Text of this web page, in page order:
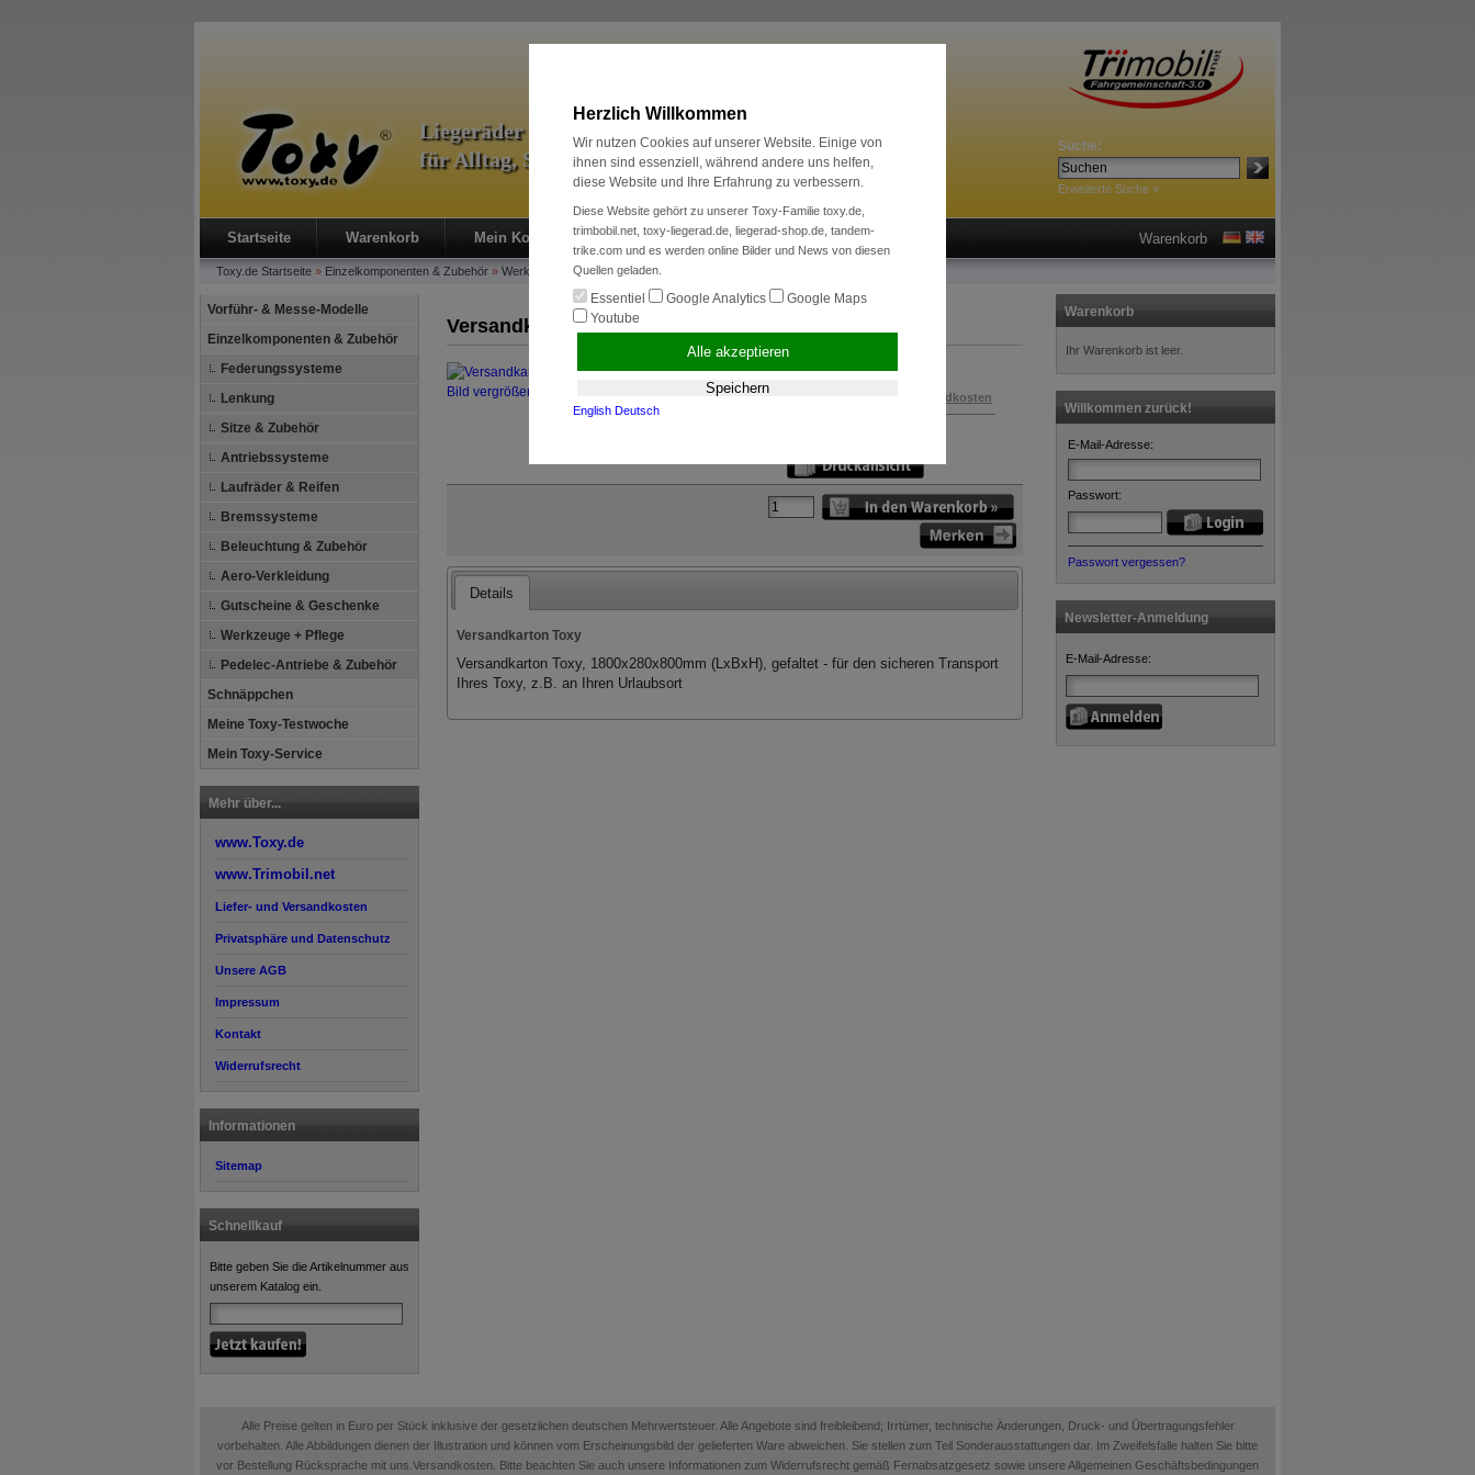
Suche:
Erweiterte Suche »
Liegeräder & Zubehör
für Alltag, Sport und Radreise
Startseite Warenkorb Mein Konto Neukunde? Kasse Anmelden Warenkorb
Toxy.de Startseite » Einzelkomponenten & Zubehör » Werkzeuge + Pflege»Versandkarton Toxy
Vorführ- & Messe-Modelle
Einzelkomponenten & Zubehör
Federungssysteme
Lenkung
Sitze & Zubehör
Antriebssysteme
Laufräder & Reifen
Bremssysteme
Beleuchtung & Zubehör
Aero-Verkleidung
Gutscheine & Geschenke
Werkzeuge + Pflege
Pedelec-Antriebe & Zubehör
Schnäppchen
Meine Toxy-Testwoche
Mein Toxy-Service
Mehr über...
www.Toxy.de
www.Trimobil.net
Liefer- und Versandkosten
Privatsphäre und Datenschutz
Unsere AGB
Impressum
Kontakt
Widerrufsrecht
Informationen
Sitemap
Schnellkauf
Bitte geben Sie die Artikelnummer aus
unserem Katalog ein.
Versandkarton Toxy
Bild vergrößern Versandkosten
Details
Versandkarton Toxy
Versandkarton Toxy, 1800x280x800mm (LxBxH), gefaltet - für den sicheren Transport
Ihres Toxy, z.B. an Ihren Urlaubsort
Warenkorb
Ihr Warenkorb ist leer.
Willkommen zurück!
E-Mail-Adresse:
Passwort:
Passwort vergessen?
Newsletter-Anmeldung
E-Mail-Adresse:
Alle Preise gelten in Euro per Stück inklusive der gesetzlichen deutschen Mehrwertsteuer. Alle Angebote sind freibleibend; Irrtümer, technische Änderungen, Druck- und Übertragungsfehler
vorbehalten. Alle Abbildungen dienen der Illustration und können vom Erscheinungsbild der gelieferten Ware abweichen. Sie stellen zum Teil Sonderausstattungen dar. Im Zweifelsfalle halten Sie bitte
vor Bestellung Rücksprache mit uns.Versandkosten. Bitte beachten Sie auch unsere Informationen zum Widerrufsrecht gemäß Fernabsatzgesetz sowie unsere Allgemeinen Geschäftsbedingungen
Herzlich Willkommen
Wir nutzen Cookies auf unserer Website. Einige von
ihnen sind essenziell, während andere uns helfen,
diese Website und Ihre Erfahrung zu verbessern.
Diese Website gehört zu unserer Toxy-Familie toxy.de,
trimbobil.net, toxy-liegerad.de, liegerad-shop.de, tandem-
trike.com und es werden online Bilder und News von diesen
Quellen geladen.
Essentiel Google Analytics
Google Maps
Youtube
Alle akzeptieren
Speichern
English Deutsch